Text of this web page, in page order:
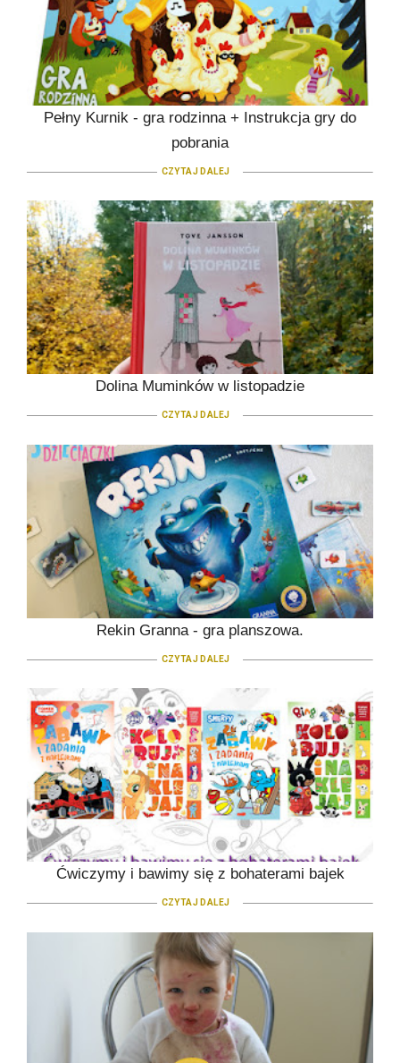
Pełny Kurnik - gra rodzinna + Instrukcja gry do
pobrania
CZYTAJ DALEJ
Dolina Muminków w listopadzie
CZYTAJ DALEJ
Rekin Granna - gra planszowa.
CZYTAJ DALEJ
Ćwiczymy i bawimy się z bohaterami bajek
CZYTAJ DALEJ